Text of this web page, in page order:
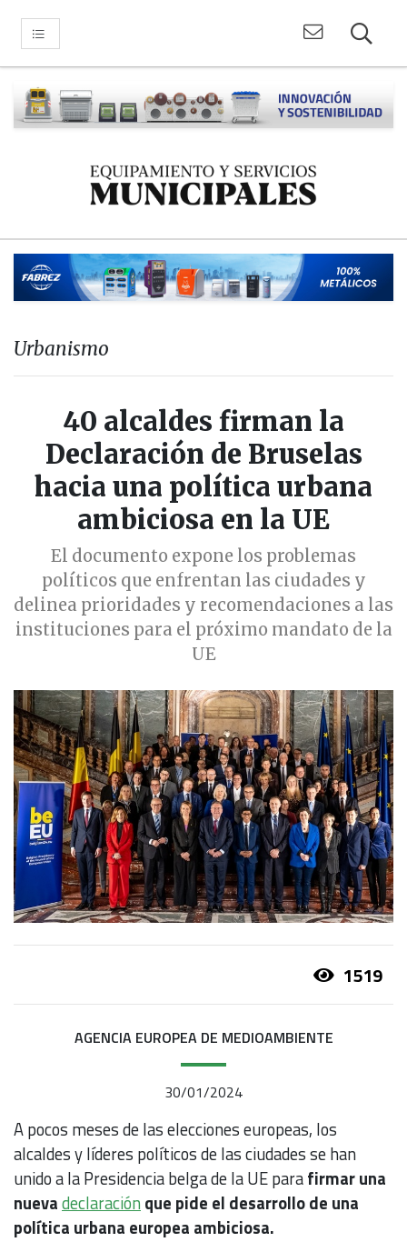
Urbanismo
40 alcaldes firman la
Declaración de Bruselas
hacia una política urbana
ambiciosa en la UE
El documento expone los problemas
políticos que enfrentan las ciudades y
delinea prioridades y recomendaciones a las
instituciones para el próximo mandato de la
UE
1519
AGENCIA EUROPEA DE MEDIOAMBIENTE
30/01/2024
A pocos meses de las elecciones europeas, los
alcaldes y líderes políticos de las ciudades se han
unido a la Presidencia belga de la UE parafirmar una
nuevadeclaración que pide el desarrollo de una
política urbana europea ambiciosa.